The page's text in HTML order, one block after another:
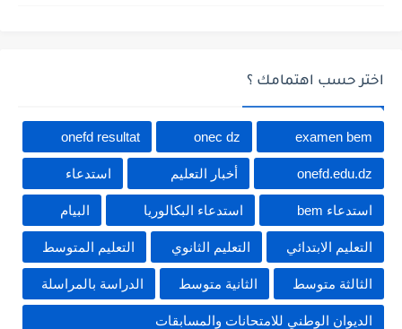
اختر حسب اهتمامك ؟
examen bem
onec dz
onefd resultat
onefd.edu.dz أخبار التعليم استدعاء
استدعاء bem استدعاء البكالوريا البيام
التعليم الابتدائي التعليم الثانوي التعليم المتوسط
الثالثة متوسط الثانية متوسط الدراسة بالمراسلة
الديوان الوطني للامتحانات والمسابقات